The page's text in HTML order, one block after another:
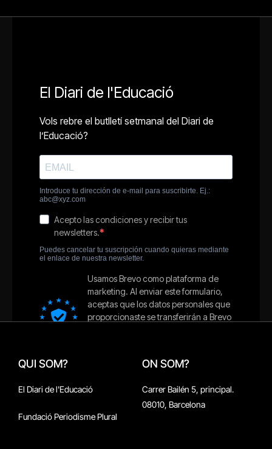
QUI SOM?
El Diari de l'Educació
Fundació Periodisme Plural
ON SOM?
Carrer Bailén 5, principal.
08010, Barcelona